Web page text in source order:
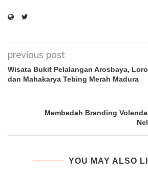
previous post
Wisata Bukit Pelalangan Arosbaya,
dan Mahakarya Tebing Merah Madura
Membedah Branding
YOU MAY ALSO